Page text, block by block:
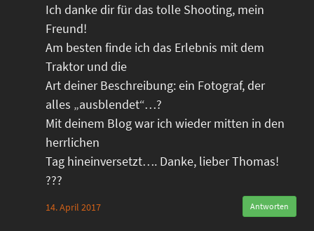
Ich danke dir für das tolle Shooting, mein
Freund!
Am besten finde ich das Erlebnis mit dem
Traktor und die
Art deiner Beschreibung: ein Fotograf, der
alles „ausblendet“…?
Mit deinem Blog war ich wieder mitten in den
herrlichen
Tag hineinversetzt…. Danke, lieber Thomas!
???
14. April 2017 Antworten